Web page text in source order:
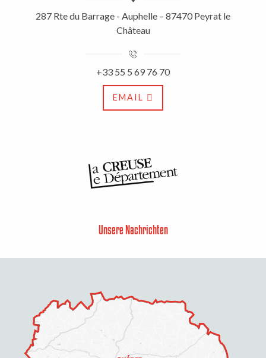
287 Rte du Barrage - Auphelle – 87470 Peyrat le
Château
+33 55 5 69 76 70
EMAIL
Unsere Nachrichten